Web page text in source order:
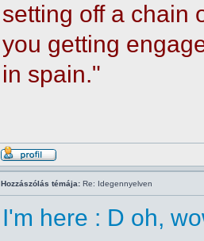
setting off a chain
you getting
in spain."
Hozzászólás témája: Re: Idegennyelven
I'm here : D oh,